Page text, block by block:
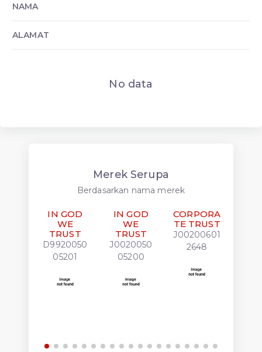
NAMA
ALAMAT
No data
Merek Serupa
Berdasarkan nama merek
IN GOD
WE
TRUST
D9920050
05201
IN GOD
WE
TRUST
J0020050
05200
CORPORA
TE TRUST
J00200601
2648